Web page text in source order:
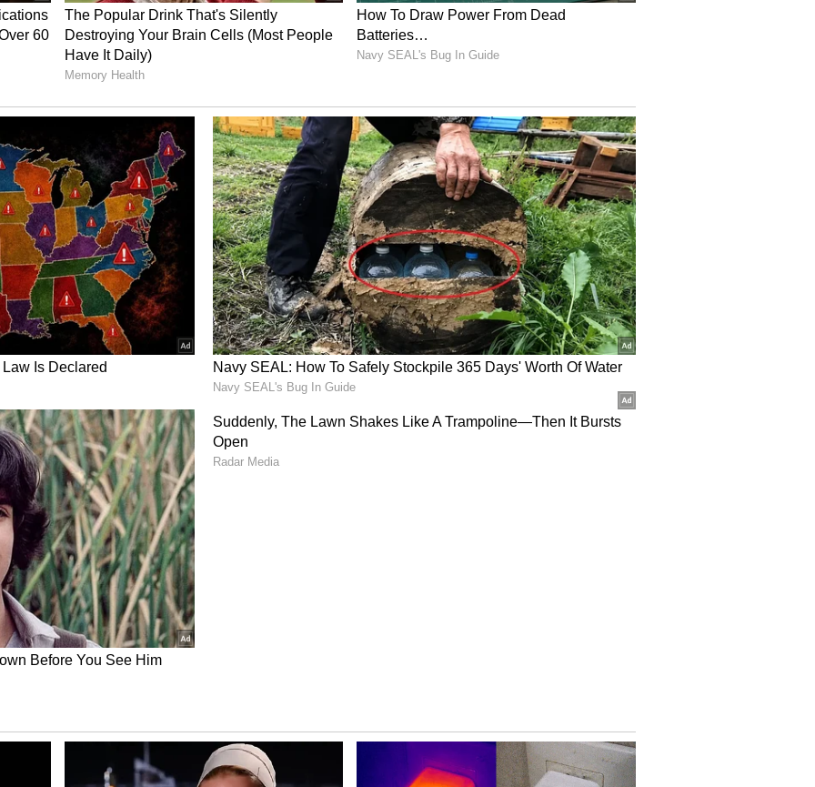
இருக்கின்றனர்.
மாதம், போக்குவரத்துத் துறை
நலச்சங்கங்களின் கூட்டமைப்பு
வெளியிடப்பட்டு, பின்னர் இந்த ஆண்டு
நடைபெற்றது. பேச்சுவார்த்தையில்
ஊழியர்கள், காலவரையற்ற வேலைநிறுத்தம்
துறை ஊழியர்கள்
பெரிதும் பாதிக்கப்படுவார்கள்
நீதிமன்றத் தலையீட்டுக்கு பிறகு,
அறிவிப்பை வாபஸ் பெற்றனர்.
போக்குவரத்துத் துறை ஊழியர்களை
மட்டுமல்லாது, கல்வியாளர்கள், இடைநிலை
என பல தரப்பினரும்,
வலியுறுத்திப் போராட்டங்கள்
சுமார் பத்து ஆண்டுகளுக்கும் மேலாக,
ஆட்சிக் காலங்களிலும், தங்கள்
அரசின் கதவுகளைத் தட்டித் தட்டி
வாக்குறுதிகள் கொடுத்து,
முடக்க முயற்சிக்கும் திமுக,
நிரந்தரத் தீர்வு வழங்கும்